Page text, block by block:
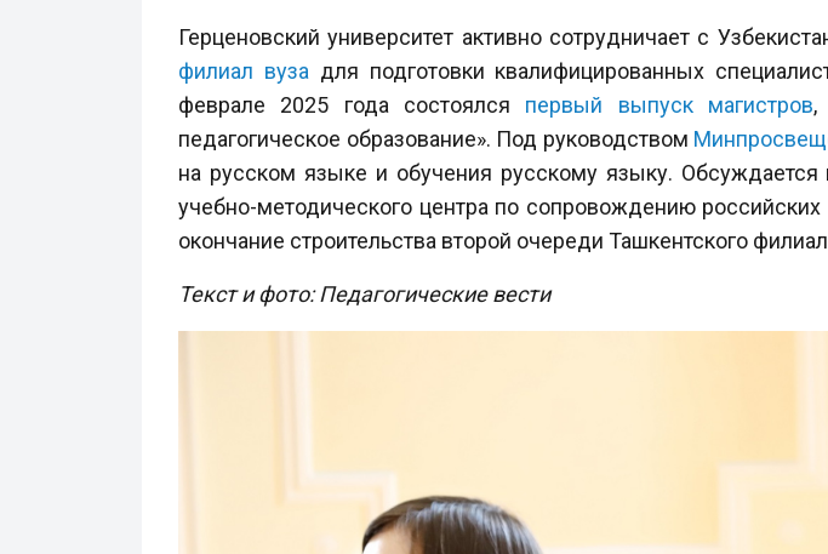
Герценовский университет активно сотрудничает с
филиал вуза для подготовки квалифицированных
феврале 2025 года состоялся первый выпуск магистров,
педагогическое образование». Под руководством
на русском языке и обучения русскому языку. Обсуждается
учебно-методического центра по сопровождению
окончание строительства второй очереди Ташкентского
Текст и фото: Педагогические вести